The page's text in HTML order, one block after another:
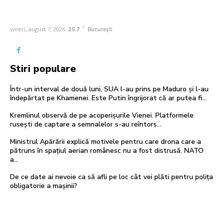
vineri, august 7, 2026 25.7 C București
Stiri populare
Într-un interval de două luni, SUA l-au prins pe Maduro și l-au
îndepărtat pe Khamenei. Este Putin îngrijorat că ar putea fi…
Kremlinul observă de pe acoperișurile Vienei. Platformele
rusești de captare a semnalelor s-au reîntors…
Ministrul Apărării explică motivele pentru care drona care a
pătruns în spațiul aerian românesc nu a fost distrusă. NATO
a…
De ce date ai nevoie ca să afli pe loc cât vei plăti pentru polița
obligatorie a mașinii?